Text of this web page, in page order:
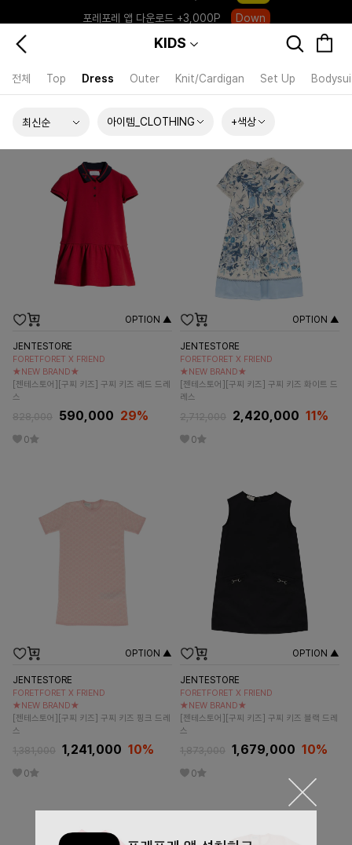
포레포레 앱 다운로드 +3,000P
Down
하우스오브캐러셀, 국내단독 프리오더(~8/10)
Click
KIDS
전체 Top Dress Outer Knit/Cardigan Set Up
아이템_CLOTHING +색상
OPTION ▲
JENTESTORE
FORETFORET X FRIEND
★NEW BRAND★
[젠테스토어][구찌 키즈] 구찌 키즈 레드 드레
스
828,000 590,000 29%
0
OPTION ▲
JENTESTORE
FORETFORET X FRIEND
★NEW BRAND★
[젠테스토어][구찌 키즈] 구찌 키즈 화이트 드
레스
2,712,000 2,420,000 11 %
0
OPTION ▲
JENTESTORE
FORETFORET X FRIEND
★NEW BRAND★
[젠테스토어][구찌 키즈] 구찌 키즈 핑크 드레
스
1,381,000 1,241,000 10%
0
OPTION ▲
JENTESTORE
FORETFORET X FRIEND
★NEW BRAND★
[젠테스토어][구찌 키즈] 구찌 키즈 블랙 드레
스
1,873,000 1,679,000 10%
0